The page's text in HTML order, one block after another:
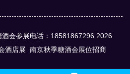
会参展电话：18581867296 2026
酒店展 南京秋季糖酒会展位招商